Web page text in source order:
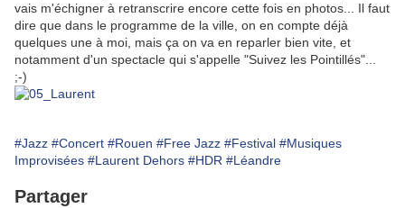
vais m'échigner à retranscrire encore cette fois en photos... Il faut
dire que dans le programme de la ville, on en compte déjà
quelques une à moi, mais ça on va en reparler bien vite, et
notamment d'un spectacle qui s'appelle "Suivez les Pointillés"...
;-)
#Jazz #Concert #Rouen #Free Jazz #Festival #Musiques
Improvisées #Laurent Dehors #HDR #Léandre
Partager